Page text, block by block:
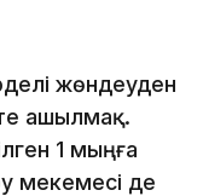
жөндеуден
ашылмақ.
1 мыңға
мекемесі де